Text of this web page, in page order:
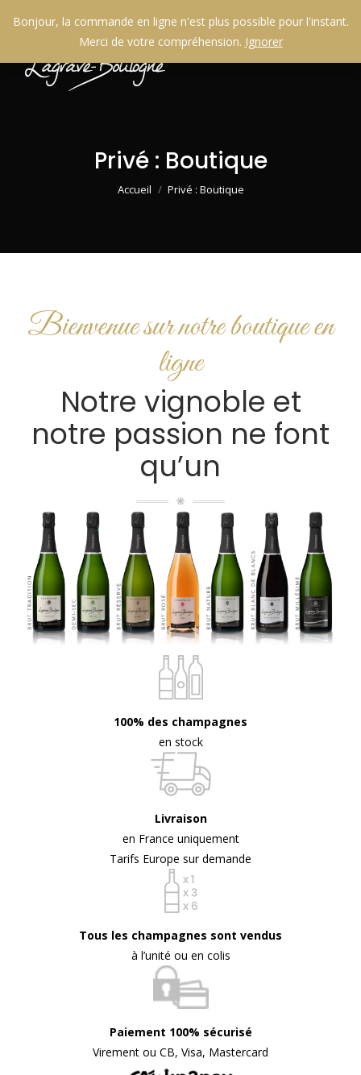
Privé : Boutique
Vous êtes ici :
Accueil Privé : Boutique
Bienvenue sur notre boutique en
ligne
Notre vignoble et
notre passion ne font
qu’un
100% des champagnes
en stock
Livraison
en France uniquement
Tarifs Europe sur demande
Tous les champagnes sont vendus
à l’unité ou en colis
Paiement 100% sécurisé
Virement ou CB, Visa, Mastercard
Bonjour, la commande en ligne n'est plus possible pour l'instant.
Merci de votre compréhension. Ignorer